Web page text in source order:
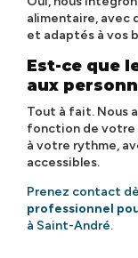
alimentaire, avec
et adaptés à vos
Est-ce que
aux
Tout à fait. Nous
fonction de votre
à votre rythme,
accessibles.
Prenez contact
professionnel
à Saint-André.